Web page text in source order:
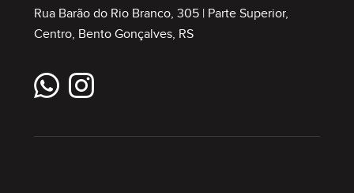
Rua Barão do Rio Branco, 305 | Parte Superior,
Centro, Bento Gonçalves, RS